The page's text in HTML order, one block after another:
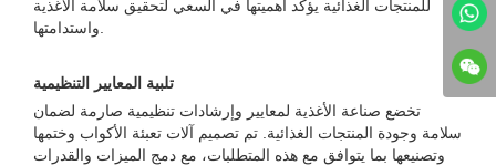
للمنتجات الغذائية يؤكد أهميتها في السعي لتحقيق سلامة الأغذية
تلبية المعايير التنظيمية
تخضع صناعة الأغذية لمعايير وإرشادات تنظيمية صارمة لضمان
سلامة وجودة المنتجات الغذائية. تم تصميم آلات تعبئة الأكواب وختمها
وتصنيعها بما يتوافق مع هذه المتطلبات، مع دمج الميزات والقدرات